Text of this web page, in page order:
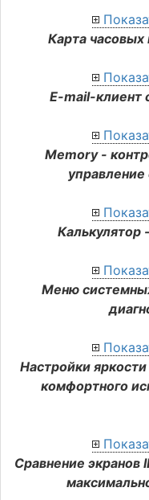
Карта
E-mail-клиент
Memory -
Калькулятор
Меню
Настройки
комфортного
Сравнение экранов